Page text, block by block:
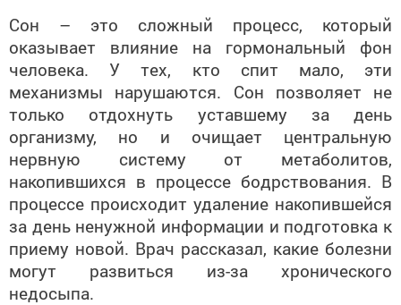
Сон – это сложный процесс, который
оказывает влияние на гормональный фон
человека. У тех, кто спит мало, эти
механизмы нарушаются. Сон позволяет не
только отдохнуть уставшему за день
организму, но и очищает центральную
нервную систему от метаболитов,
накопившихся в процессе бодрствования. В
процессе происходит удаление накопившейся
за день ненужной информации и подготовка к
приему новой. Врач рассказал, какие болезни
могут развиться из-за хронического
недосыпа.